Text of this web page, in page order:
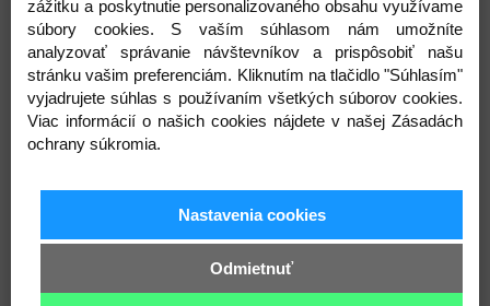
deti od 0 do 3 rokova šetrných k citlivej detskej
pokožke.
Noštek jeručne vyšívaný, očká súbezpečnostné s
poistkou (výrobcom odporúčané pre deti od 3
,odporúčame používanie hračkypod dohľadom
Jemný spoločník pre deti ako pomocník zo
zážitku a poskytnutie personalizovaného obsahu využívame
súbory cookies. S vaším súhlasom nám umožníte
analyzovať správanie návštevníkov a prispôsobiť našu
stránku vašim preferenciám. Kliknutím na tlačidlo "Súhlasím"
vyjadrujete súhlas s používaním všetkých súborov cookies.
Viac informácií o našich cookies nájdete v našej Zásadách
ochrany súkromia.
Nastavenia cookies
Odmietnuť